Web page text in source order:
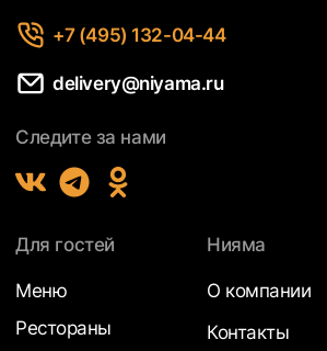
+7 (495) 132-04-44
delivery@niyama.ru
Следите за нами
Для гостей
Меню
Рестораны
Нияма
О компании
Контакты